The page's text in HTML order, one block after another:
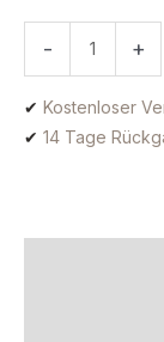
- +
✔ Kostenloser
✔ 14 Tage